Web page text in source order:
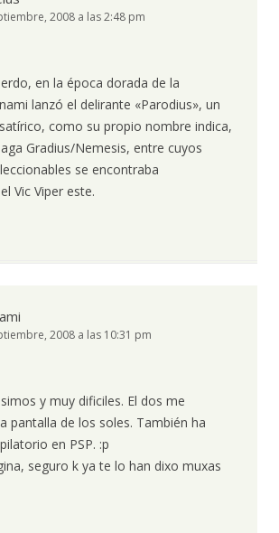
2008 a las 2:48 pm
en la época dorada de la
lanzó el delirante «Parodius», un
como su propio nombre indica,
Gradius/Nemesis, entre cuyos
se encontraba
Vic Viper este.
2008 a las 10:31 pm
y muy dificiles. El dos me
pantalla de los soles. También ha
en PSP. :p
seguro k ya te lo han dixo muxas